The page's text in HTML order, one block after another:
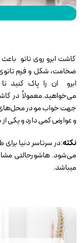
کاشت ابرو روی تاتو باعث
ضخامت، شکل و فرم
ابرو ان را پاک کنید
می‌خواهید.معمولاً در
جهت خواب مو در محل‌های
و عوارض کمی دارد و یکی از
نکته:در سرتاسر دنیا برای
می‌شود. هاشورحالتی
میباشد.